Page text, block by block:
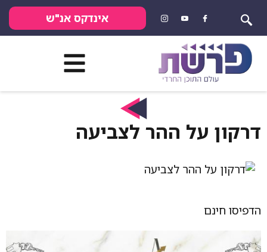
אינדקס אנ"ש
דרקון על ההר לצביעה
הדפיסו חינם